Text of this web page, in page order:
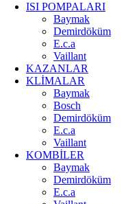
ISI POMPALARI
Baymak
Demirdöküm
E.c.a
Vaillant
KAZANLAR
KLİMALAR
Baymak
Bosch
Demirdöküm
E.c.a
Vaillant
KOMBİLER
Baymak
Demirdöküm
E.c.a